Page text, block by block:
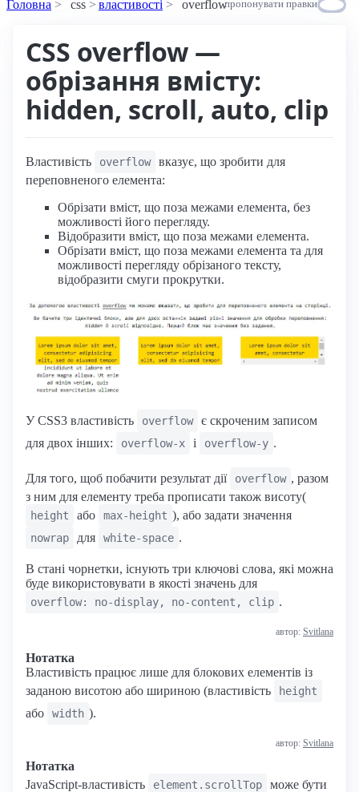
Головна css властивості overflowпропонувати правки
CSS overflow —
обрізання вмісту:
hidden, scroll, auto, clip
Властивість overflow
вказує, що зробити для
переповненого елемента:
Обрізати вміст, що поза межами елемента, без
можливості його перегляду.
Відобразити вміст, що поза межами елемента.
Обрізати вміст, що поза межами елемента та для
можливості перегляду обрізаного тексту,
відобразити смуги прокрутки.
У CSS3 властивість overflow
є скроченим записом
для двох інших:
overflow-x i overflow-y .
Для того, щоб побачити результат дії overflow , разом
з ним для елементу треба прописати також висоту(
height або max-height ), або задати значення
nowrap для white-space .
В стані чорнетки, існують три ключові слова, які можна
буде використовувати в якості значень для
overflow: no-display, no-content, clip .
автор: Svitlana
Нотатка
Властивість працює лише для блокових елементів із
заданою висотою або шириною (властивість
height
або width ).
автор: Svitlana
Нотатка
JavaScript-властивість
element.scrollTop
може бути